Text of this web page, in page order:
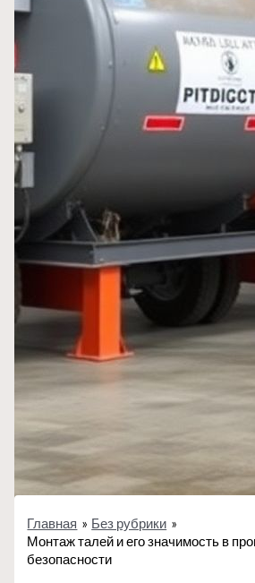
Главная
Без рубрики
Монтаж талей и его значимость в
безопасности